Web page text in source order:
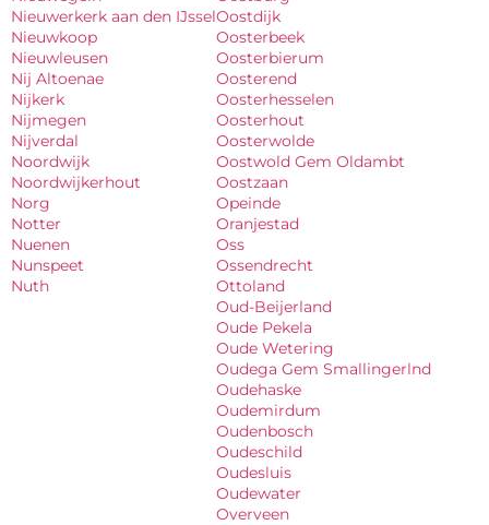
Nieuwerkerk aan den IJssel
Nieuwkoop
Nieuwleusen
Nij Altoenae
Nijkerk
Nijmegen
Nijverdal
Noordwijk
Noordwijkerhout
Norg
Notter
Nuenen
Nunspeet
Nuth
Oostdijk
Oosterbeek
Oosterbierum
Oosterend
Oosterhesselen
Oosterhout
Oosterwolde
Oostwold Gem Oldambt
Oostzaan
Opeinde
Oranjestad
Oss
Ossendrecht
Ottoland
Oud-Beijerland
Oude Pekela
Oude Wetering
Oudega Gem Smallingerlnd
Oudehaske
Oudemirdum
Oudenbosch
Oudeschild
Oudesluis
Oudewater
Overveen